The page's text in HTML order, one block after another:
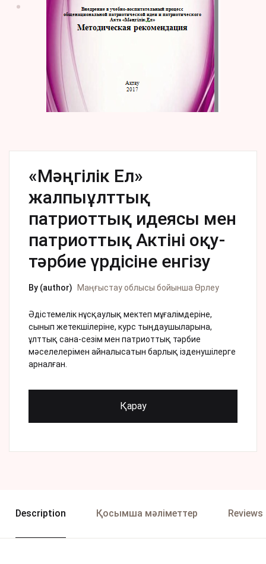
«Мәңгілік Ел»
жалпыұлттық
патриоттық идеясы мен
патриоттық Актіні оқу-
тәрбие үрдісіне енгізу
By (author) Маңғыстау облысы бойынша Өрлеу
Әдістемелік нұсқаулық мектеп мұғалімдеріне,
сынып жетекшілеріне, курс тыңдаушыларына,
ұлттық сана-сезім мен патриоттық тәрбие
мәселелерімен айналысатын барлық ізденушілерге
арналған.
Қарау
Description Қосымша мәліметтер Reviews